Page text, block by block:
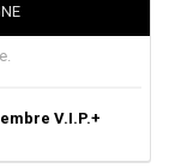
V.I.P.+